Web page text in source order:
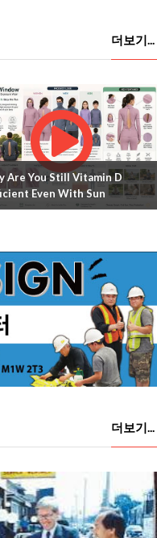
더보기...
Are You Still Vitamin D
Even With Sun
더보기...